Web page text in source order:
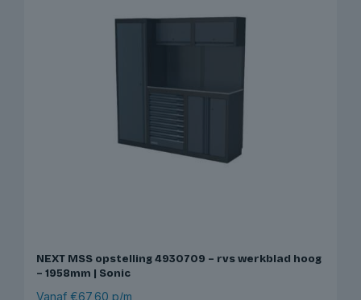
NEXT MSS opstelling 4930709 – rvs werkblad hoog
– 1958mm | Sonic
Vanaf €67,60 p/m